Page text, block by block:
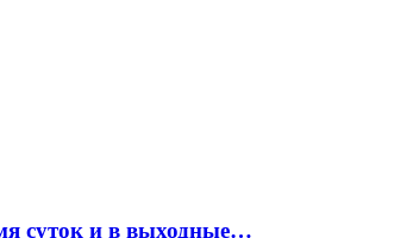
суток и в выходные…